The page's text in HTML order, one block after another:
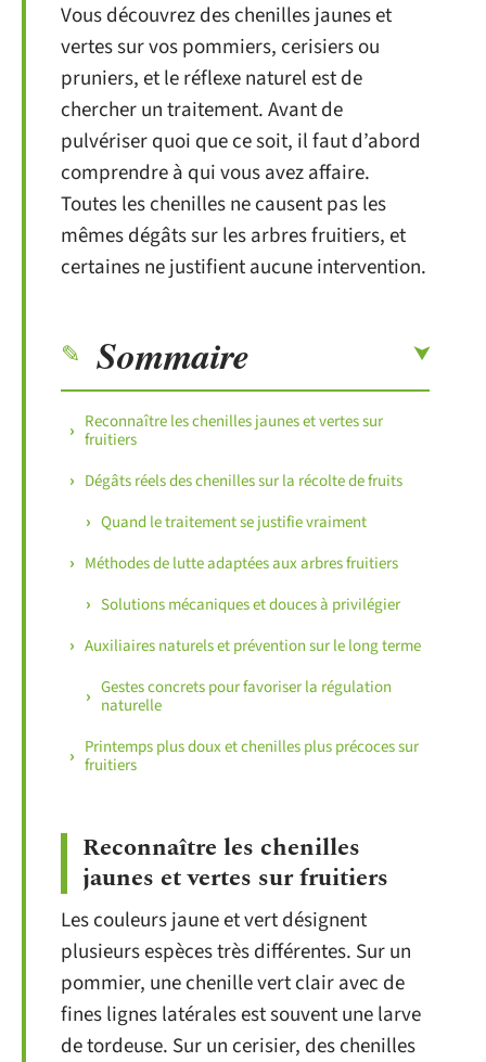
Vous découvrez des chenilles jaunes et
vertes sur vos pommiers, cerisiers ou
pruniers, et le réflexe naturel est de
chercher un traitement. Avant de
pulvériser quoi que ce soit, il faut d’abord
comprendre à qui vous avez affaire.
Toutes les chenilles ne causent pas les
mêmes dégâts sur les arbres fruitiers, et
certaines ne justifient aucune intervention.
Sommaire
Reconnaître les chenilles jaunes et vertes sur
fruitiers
Dégâts réels des chenilles sur la récolte de fruits
Quand le traitement se justifie vraiment
Méthodes de lutte adaptées aux arbres fruitiers
Solutions mécaniques et douces à privilégier
Auxiliaires naturels et prévention sur le long terme
Gestes concrets pour favoriser la régulation
naturelle
Printemps plus doux et chenilles plus précoces sur
fruitiers
Reconnaître les chenilles
jaunes et vertes sur fruitiers
Les couleurs jaune et vert désignent
plusieurs espèces très différentes. Sur un
pommier, une chenille vert clair avec de
fines lignes latérales est souvent une larve
de tordeuse. Sur un cerisier, des chenilles